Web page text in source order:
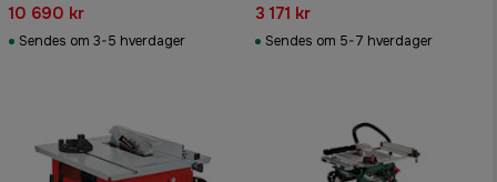
10 690 kr
Sendes om 3-5 hverdager
3 171 kr
Sendes om 5-7 hverdager